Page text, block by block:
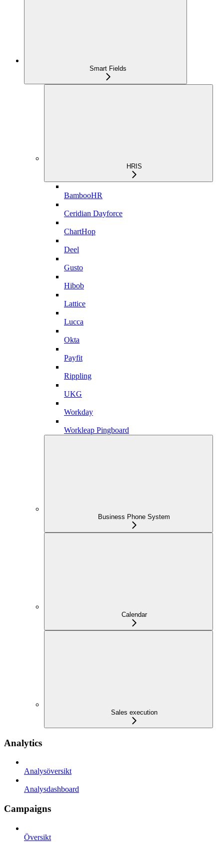
Smart Fields
HRIS
BambooHR
Ceridian Dayforce
ChartHop
Deel
Gusto
Hibob
Lattice
Lucca
Okta
Payfit
Rippling
UKG
Workday
Workleap Pingboard
Business Phone System
Calendar
Sales execution
Analytics
Analysöversikt
Analysdashboard
Campaigns
Översikt